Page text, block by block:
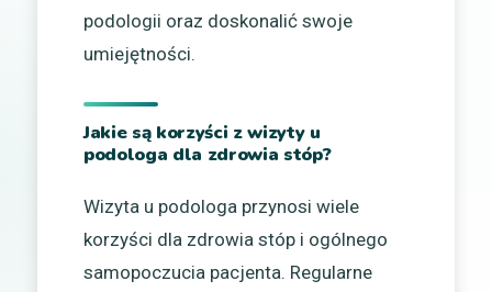
podologii oraz doskonalić swoje
umiejętności.
Jakie są korzyści z wizyty u
podologa dla zdrowia stóp?
Wizyta u podologa przynosi wiele
korzyści dla zdrowia stóp i ogólnego
samopoczucia pacjenta. Regularne